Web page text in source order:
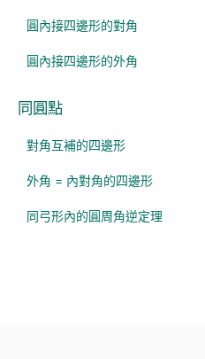
圓內接四邊形的對角
圓內接四邊形的外角
同圓點
對角互補的四邊形
外角 = 內對角的四邊形
同弓形內的圓周角逆定理